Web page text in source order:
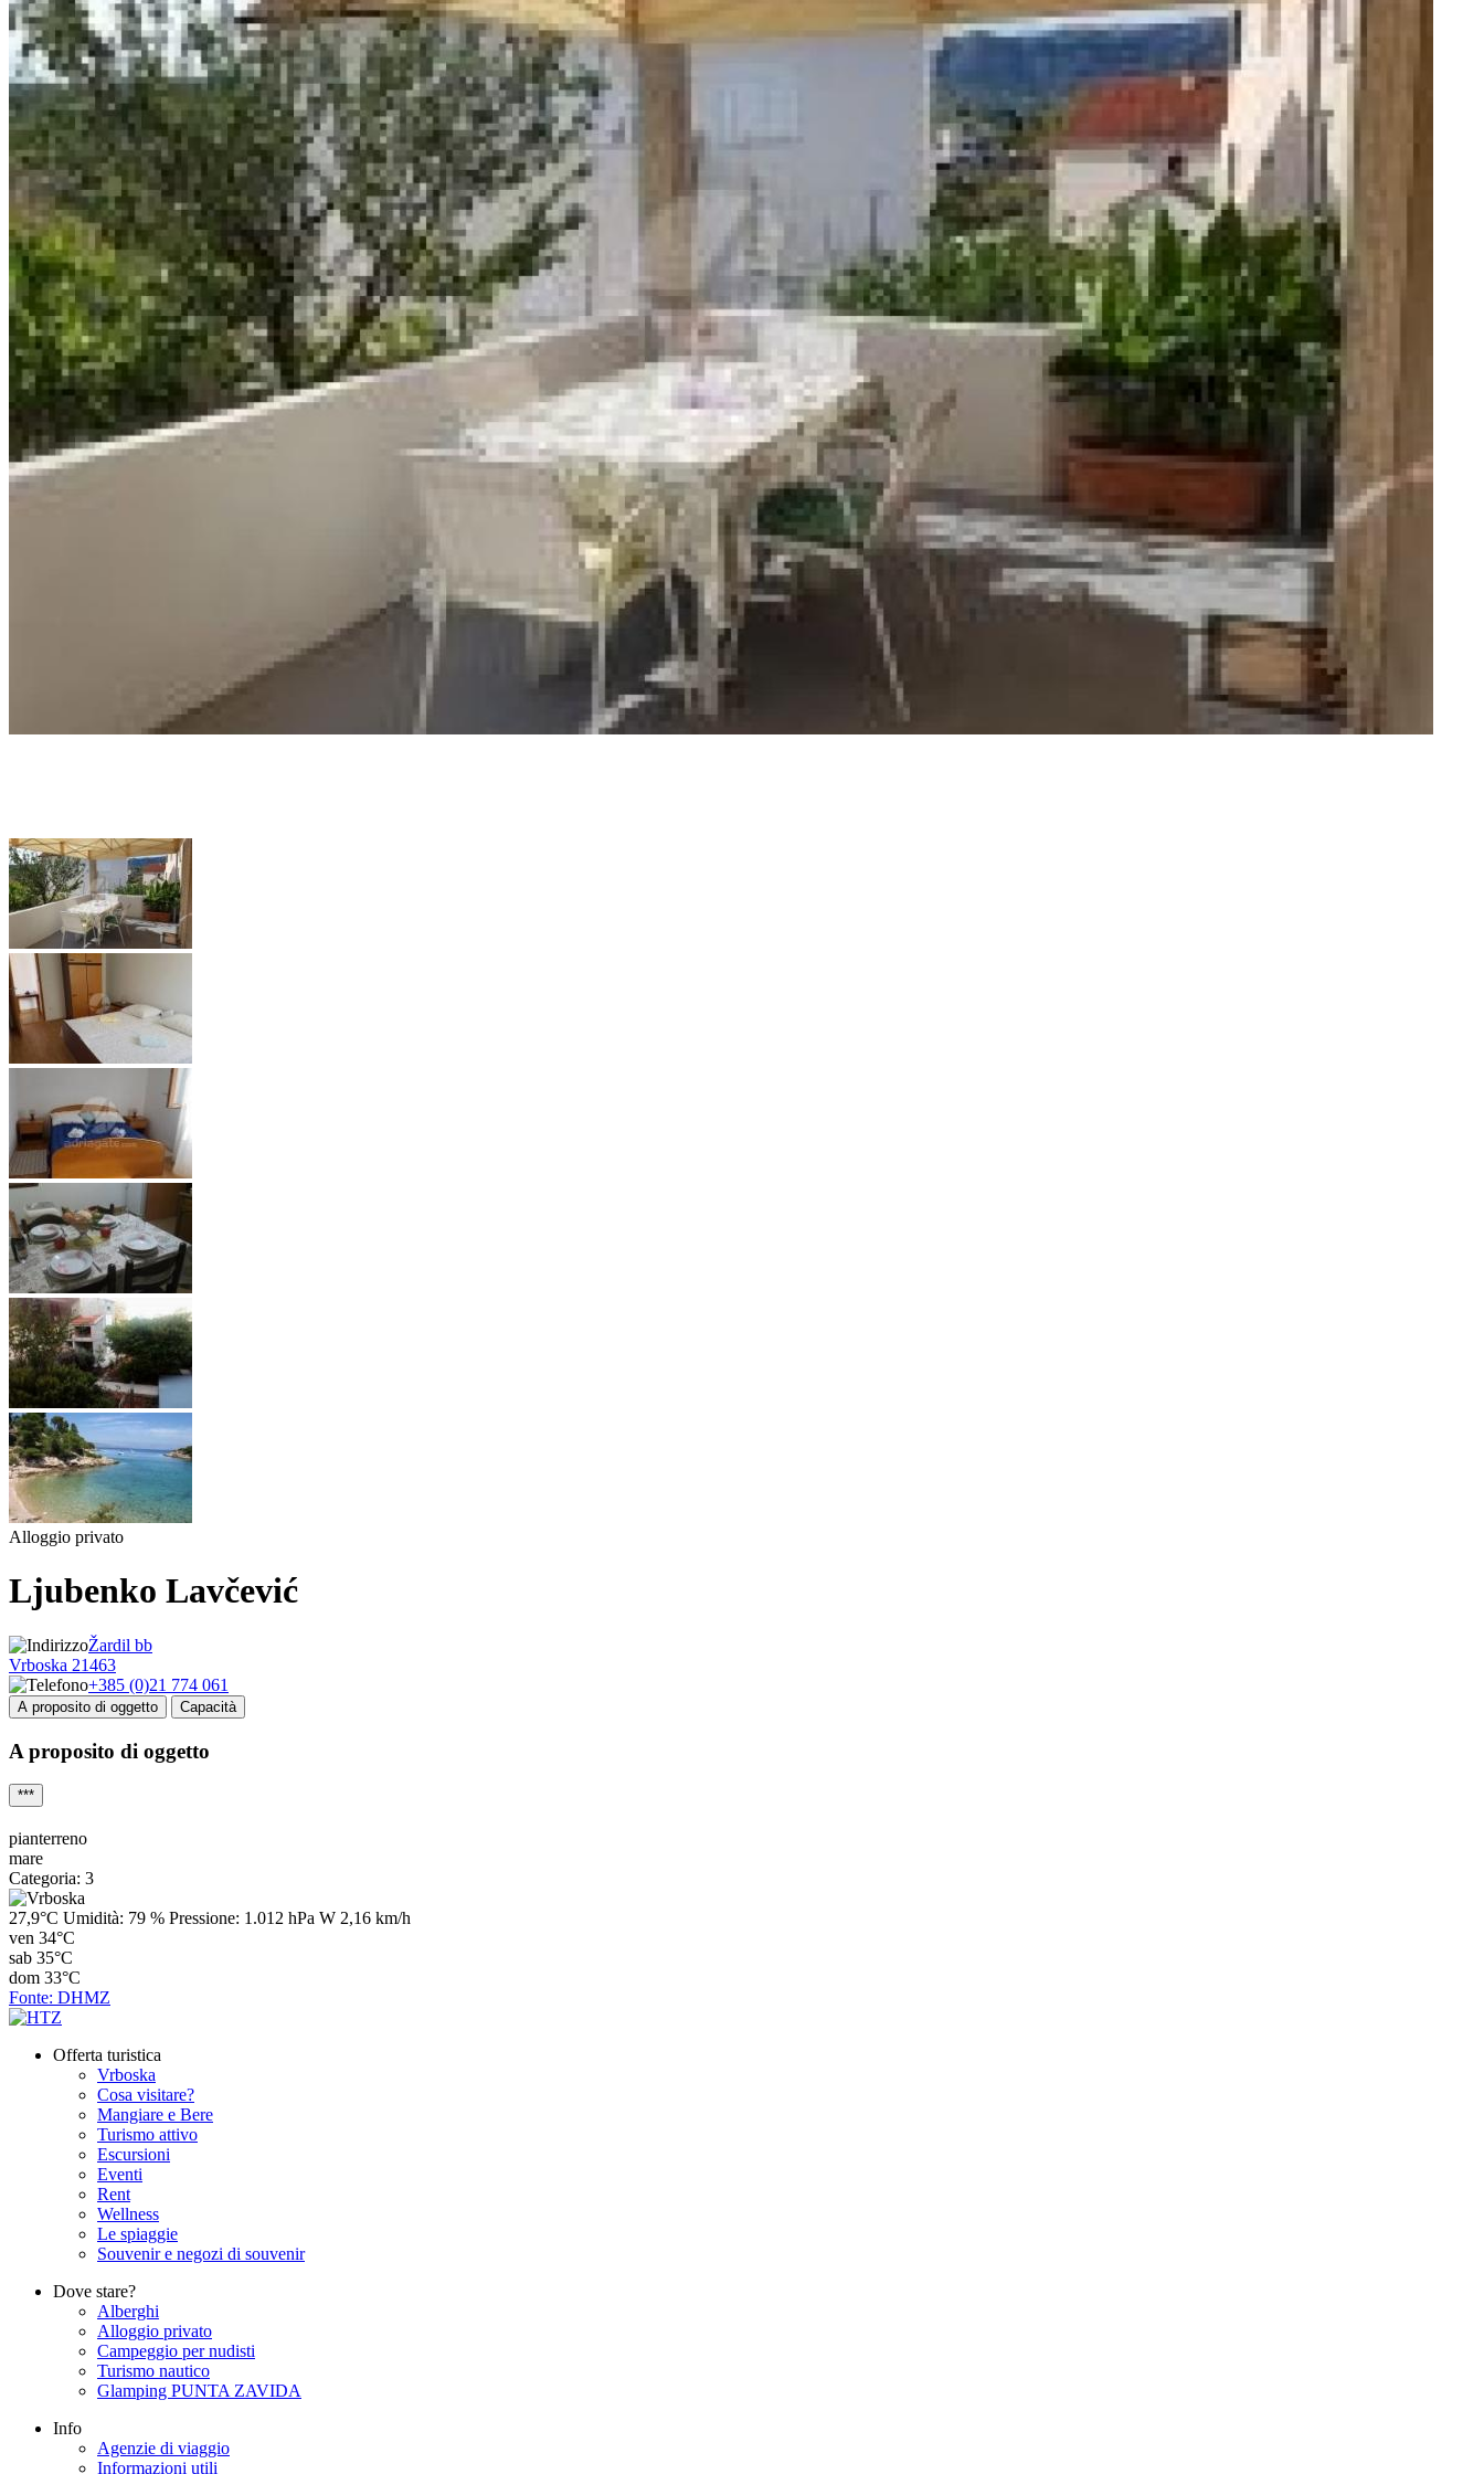
Alloggio privato
Ljubenko Lavčević
Žardil bb
Vrboska 21463
+385 (0)21 774 061
A proposito di oggetto Capacità
A proposito di oggetto
***
pianterreno
mare
Categoria: 3
27,9°C Umidità: 79 % Pressione: 1.012 hPa W 2,16 km/h
ven 34°C
sab 35°C
dom 33°C
Fonte: DHMZ
Offerta turistica
Vrboska
Cosa visitare?
Mangiare e Bere
Turismo attivo
Escursioni
Eventi
Rent
Wellness
Le spiaggie
Souvenir e negozi di souvenir
Dove stare?
Alberghi
Alloggio privato
Campeggio per nudisti
Turismo nautico
Glamping PUNTA ZAVIDA
Info
Agenzie di viaggio
Informazioni utili